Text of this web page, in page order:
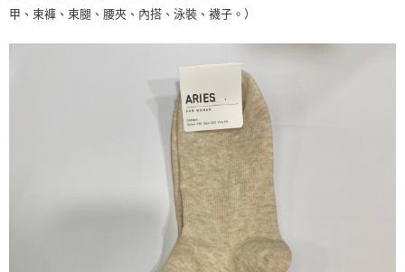
甲、束褲、束腿、腰夾、內搭、泳裝、襪子。）